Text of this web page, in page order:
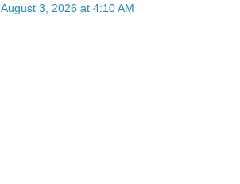
August 3, 2026 at 4:10 AM